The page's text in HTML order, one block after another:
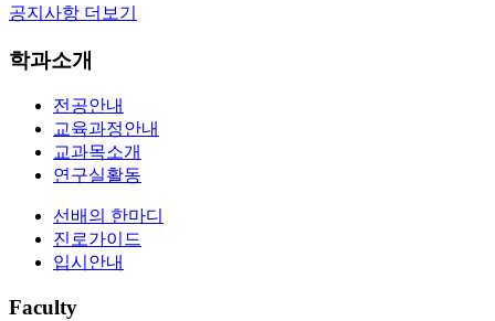
공지사항 더보기
학과소개
전공안내
교육과정안내
교과목소개
연구실활동
선배의 한마디
진로가이드
입시안내
Faculty